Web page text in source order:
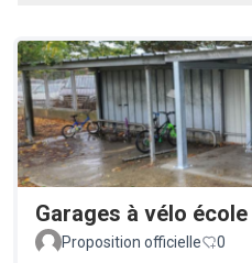
Garages à vélo
Proposition officielle
0